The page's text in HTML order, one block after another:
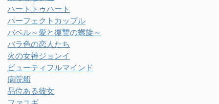
ハートトゥハート
パーフェクトカップル
バベル～愛と復讐の螺旋～
バラ色の恋人たち
火の女神ジョンイ
ビューティフルマインド
病院船
品位ある彼女